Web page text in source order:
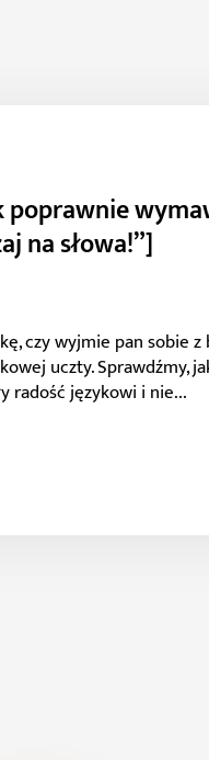
poprawnie
na słowa!”]
czy wyjmie pan sobie
uczty. Sprawdźmy,
radość językowi i nie...